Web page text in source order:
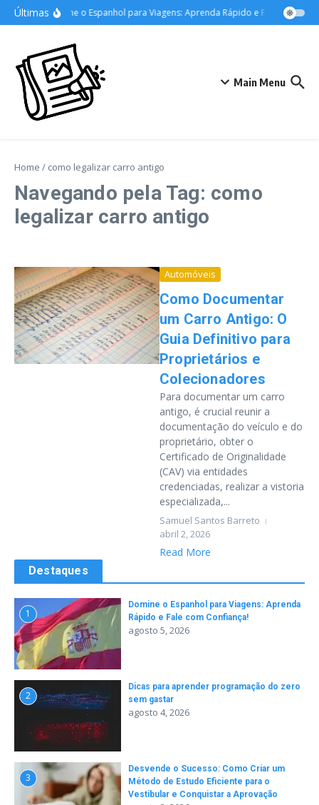
Ir para o conteúdo
ÚltimasDomine o Espanhol para Viagens: Aprenda Rápido e Fale com
Main Menu
Home / como legalizar carro antigo
Navegando pela Tag: como
legalizar carro antigo
Automóveis
Como Documentar
um Carro Antigo: O
Guia Definitivo para
Proprietários e
Colecionadores
Para documentar um carro
antigo, é crucial reunir a
documentação do veículo e do
proprietário, obter o
Certificado de Originalidade
(CAV) via entidades
credenciadas, realizar a vistoria
especializada,...
Samuel Santos Barreto
abril 2, 2026
Read More
Destaques
1
Domine o Espanhol para Viagens: Aprenda
Rápido e Fale com Confiança!
agosto 5, 2026
2
Dicas para aprender programação do zero
sem gastar
agosto 4, 2026
3
Desvende o Sucesso: Como Criar um
Método de Estudo Eficiente para o
Vestibular e Conquistar a Aprovação